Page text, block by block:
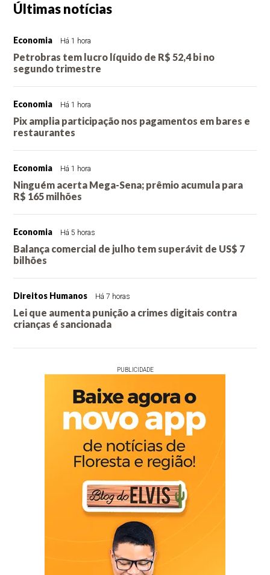
Últimas notícias
Economia Há 1 hora
Petrobras tem lucro líquido de R$ 52,4 bi no
segundo trimestre
Economia Há 1 hora
Pix amplia participação nos pagamentos em bares e
restaurantes
Economia Há 1 hora
Ninguém acerta Mega-Sena; prêmio acumula para
R$ 165 milhões
Economia Há 5 horas
Balança comercial de julho tem superávit de US$ 7
bilhões
Direitos Humanos Há 7 horas
Lei que aumenta punição a crimes digitais contra
crianças é sancionada
PUBLICIDADE